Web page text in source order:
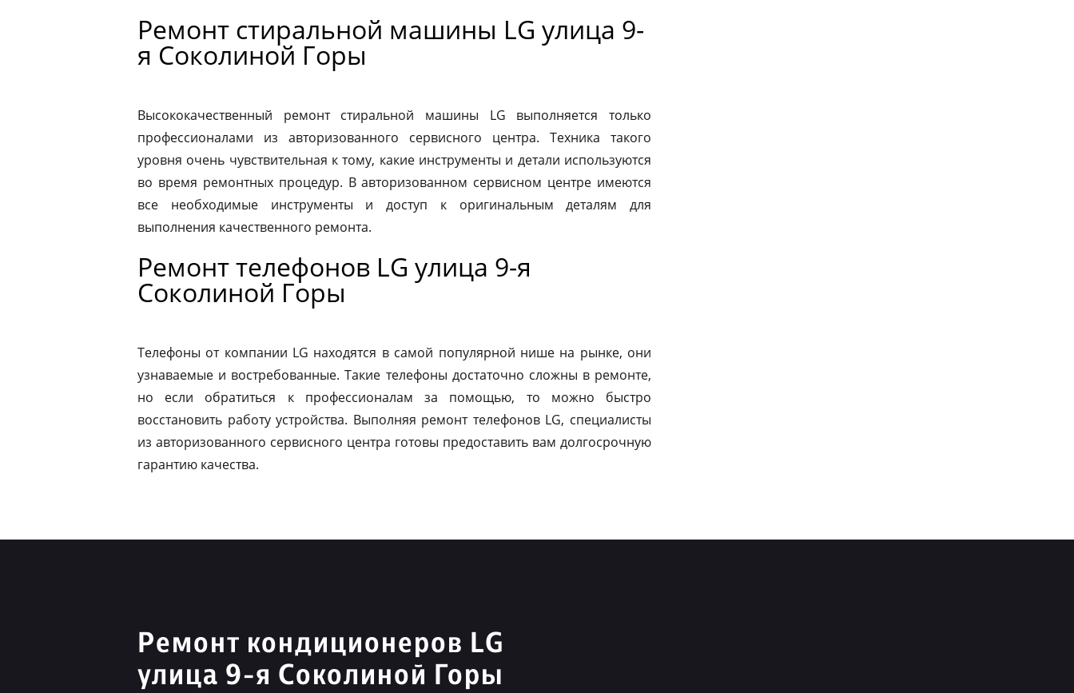
Ремонт стиральной машины LG улица 9-
я Соколиной Горы
Высококачественный ремонт стиральной машины LG выполняется только
профессионалами из авторизованного сервисного центра. Техника такого
уровня очень чувствительная к тому, какие инструменты и детали используются
во время ремонтных процедур. В авторизованном сервисном центре имеются
все необходимые инструменты и доступ к оригинальным деталям для
выполнения качественного ремонта.
Ремонт телефонов LG улица 9-я
Соколиной Горы
Телефоны от компании LG находятся в самой популярной нише на рынке, они
узнаваемые и востребованные. Такие телефоны достаточно сложны в ремонте,
но если обратиться к профессионалам за помощью, то можно быстро
восстановить работу устройства. Выполняя ремонт телефонов LG, специалисты
из авторизованного сервисного центра готовы предоставить вам долгосрочную
гарантию качества.
Ремонт кондиционеров LG
улица 9-я Соколиной Горы